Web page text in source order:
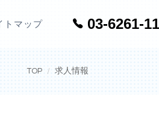
トマップ 03-6261-
TOP 求人情報